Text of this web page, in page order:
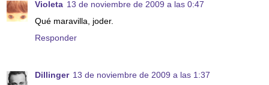
Violeta 13 de noviembre de 2009 a las 0:47
Qué maravilla, joder.
Responder
Dillinger 13 de noviembre de 2009 a las 1:37